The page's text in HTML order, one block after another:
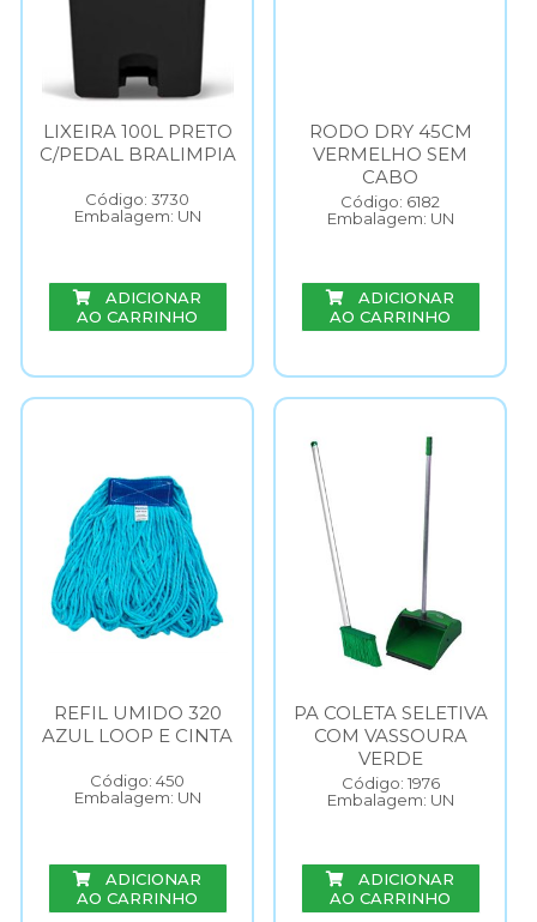
LIXEIRA 100L PRETO
C/PEDAL BRALIMPIA
Código: 3730
Embalagem: UN
ADICIONAR
AO CARRINHO
RODO DRY 45CM
VERMELHO SEM
CABO
Código: 6182
Embalagem: UN
ADICIONAR
AO CARRINHO
REFIL UMIDO 320
AZUL LOOP E CINTA
Código: 450
Embalagem: UN
ADICIONAR
AO CARRINHO
PA COLETA SELETIVA
COM VASSOURA
VERDE
Código: 1976
Embalagem: UN
ADICIONAR
AO CARRINHO